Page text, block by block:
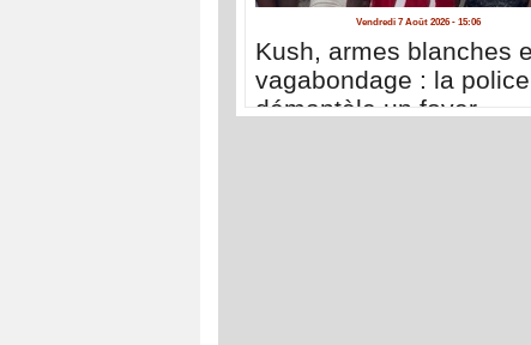
Vendredi 7 Août 2026 - 15:06
Kush, armes blanches
vagabondage : la police
démantèle un foyer